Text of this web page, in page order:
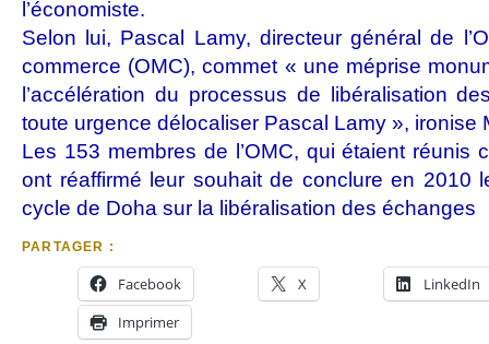
l’économiste.
Selon lui, Pascal Lamy, directeur général de
commerce (OMC), commet « une méprise
l’accélération du processus de libéralisation
toute urgence délocaliser Pascal Lamy », ironise
Les 153 membres de l’OMC, qui étaient réunis
ont réaffirmé leur souhait de conclure en 2010
cycle de Doha sur la libéralisation des échanges
PARTAGER :
Facebook X
LinkedIn
Imprimer